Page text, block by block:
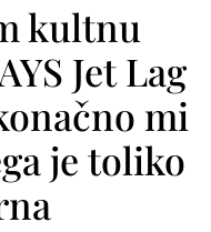
kultnu
Jet Lag
mi
je toliko